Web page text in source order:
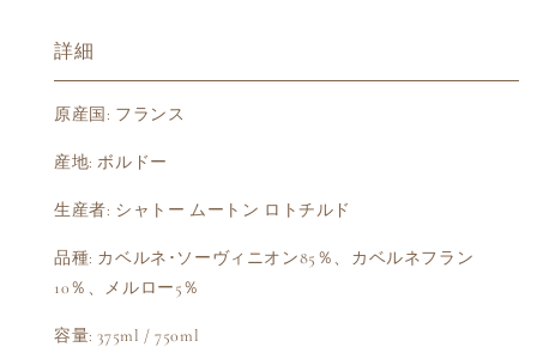
詳細
原産国: フランス
産地: ボルドー
生産者: シャトー ムートン ロトチルド
品種: カベルネ･ソーヴィニオン85％、カベルネフラン
10％、メルロー5％
容量: 375ml / 750ml